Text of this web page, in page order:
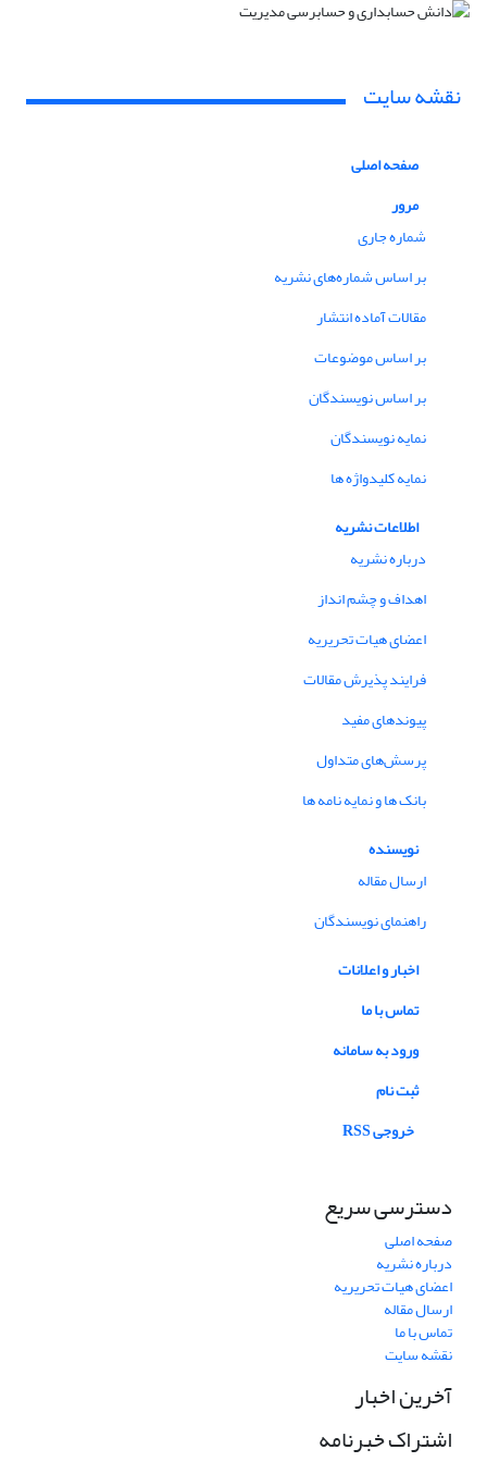
نقشه سایت
صفحه اصلی
مرور
شماره جاری
بر اساس شماره‌های نشریه
مقالات آماده انتشار
بر اساس موضوعات
بر اساس نویسندگان
نمایه نویسندگان
نمایه کلیدواژه ها
اطلاعات نشریه
درباره نشریه
اهداف و چشم انداز
اعضای هیات تحریریه
فرایند پذیرش مقالات
پیوندهای مفید
پرسش‌های متداول
بانک ها و نمایه نامه ها
نویسنده
ارسال مقاله
راهنمای نویسندگان
اخبار و اعلانات
تماس با ما
ورود به سامانه
ثبت نام
خروجی RSS
دسترسی سریع
صفحه اصلی
درباره نشریه
اعضای هیات تحریریه
ارسال مقاله
تماس با ما
نقشه سایت
آخرین اخبار
اشتراک خبرنامه